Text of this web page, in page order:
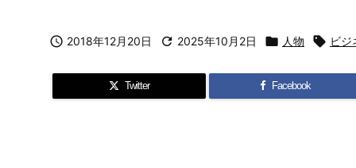
 2018年12月20日  2025年10月2日  人物  ビジ
Twitter Facebook